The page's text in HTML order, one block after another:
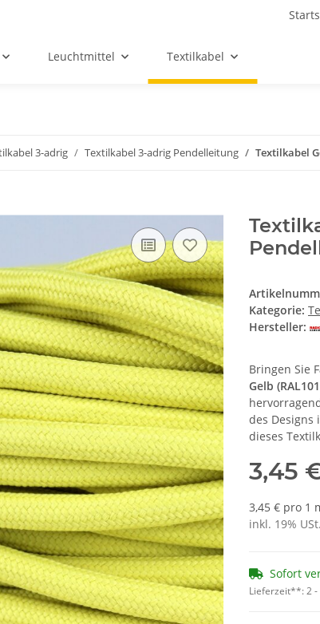
Leuchtmittel Textilkabel
3-adrig Textilkabel 3-adrig Pendelleitung Textilkabel
Kategorie:
Hersteller:
Bringen Sie
Gelb
des Designs
dieses
3,45
3,45 € pro 1
inkl. 19%
Sofort
Lieferzeit**:2 -